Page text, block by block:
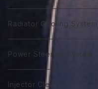
GTR 5Ｗ-40
GTR 10W-40
GTA 5W-40
Excel 0W-20
VGX 0W-20
Classico 10W-40
Classico 15W-40
Classico 20W-40
Euro C3 5W-40
Euro C3 5W-30
Euro C3 5W-40
Biker 4T Type L
Biker 2T Type N
70番系
70番系
75番系
Extra Gear
75番系
80番系
ATF Spec -Ⅲ⁺
ATF Spec -Ⅲ⁺L
ATF Spec -Ⅲ⁺X
75番系
80番系
Syn Gear
75番系
80番系
Extra Gear
75番系
Syn Gear 250
Racing 650
Super 510
Sport 400
Radiator Cooling System
Super DX Coolant
Coolish Energy
Power Steering System
PSF type R
Injector Cleaner